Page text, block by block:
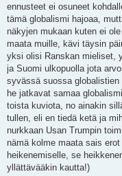
ennusteet ei osuneet
tämä globalismi hajoaa,
näkyjen mukaan kuten ei
maata muille, kävi täysin
yksi olisi Ranskan mieliset,
ja Suomi ulkopuolla jota
syvässä suossa globalistien
he jatkavat samaa
toista kuviota, no ainakin
tullen, eli en tiedä ketä ja
nurkkaan Usan Trumpin
nämä kolme maata sais
heikenemiselle, se
yllättävääkin kautta!)